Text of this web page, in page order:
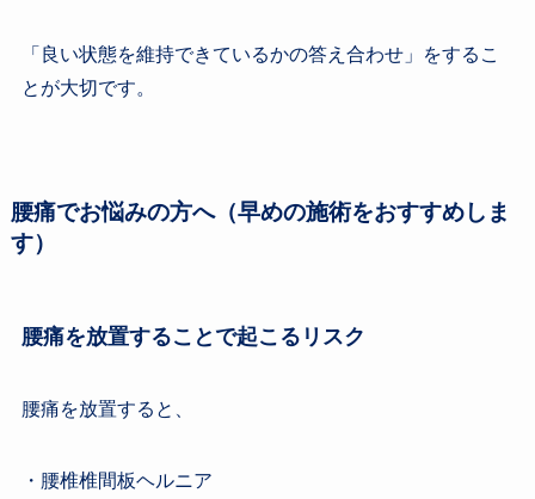
「良い状態を維持できているかの答え合わせ」をするこ
とが大切です。
腰痛でお悩みの方へ（早めの施術をおすすめしま
す）
腰痛を放置することで起こるリスク
腰痛を放置すると、
・腰椎椎間板ヘルニア